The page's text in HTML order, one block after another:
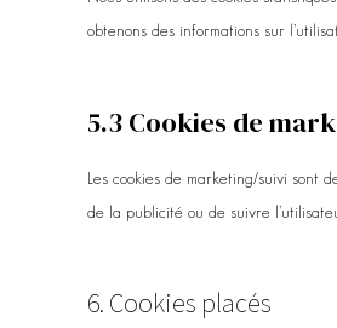
obtenons des informations sur
5.3 Cookies de
Les cookies de marketing/suivi sont
de la publicité ou de suivre
6. Cookies placés